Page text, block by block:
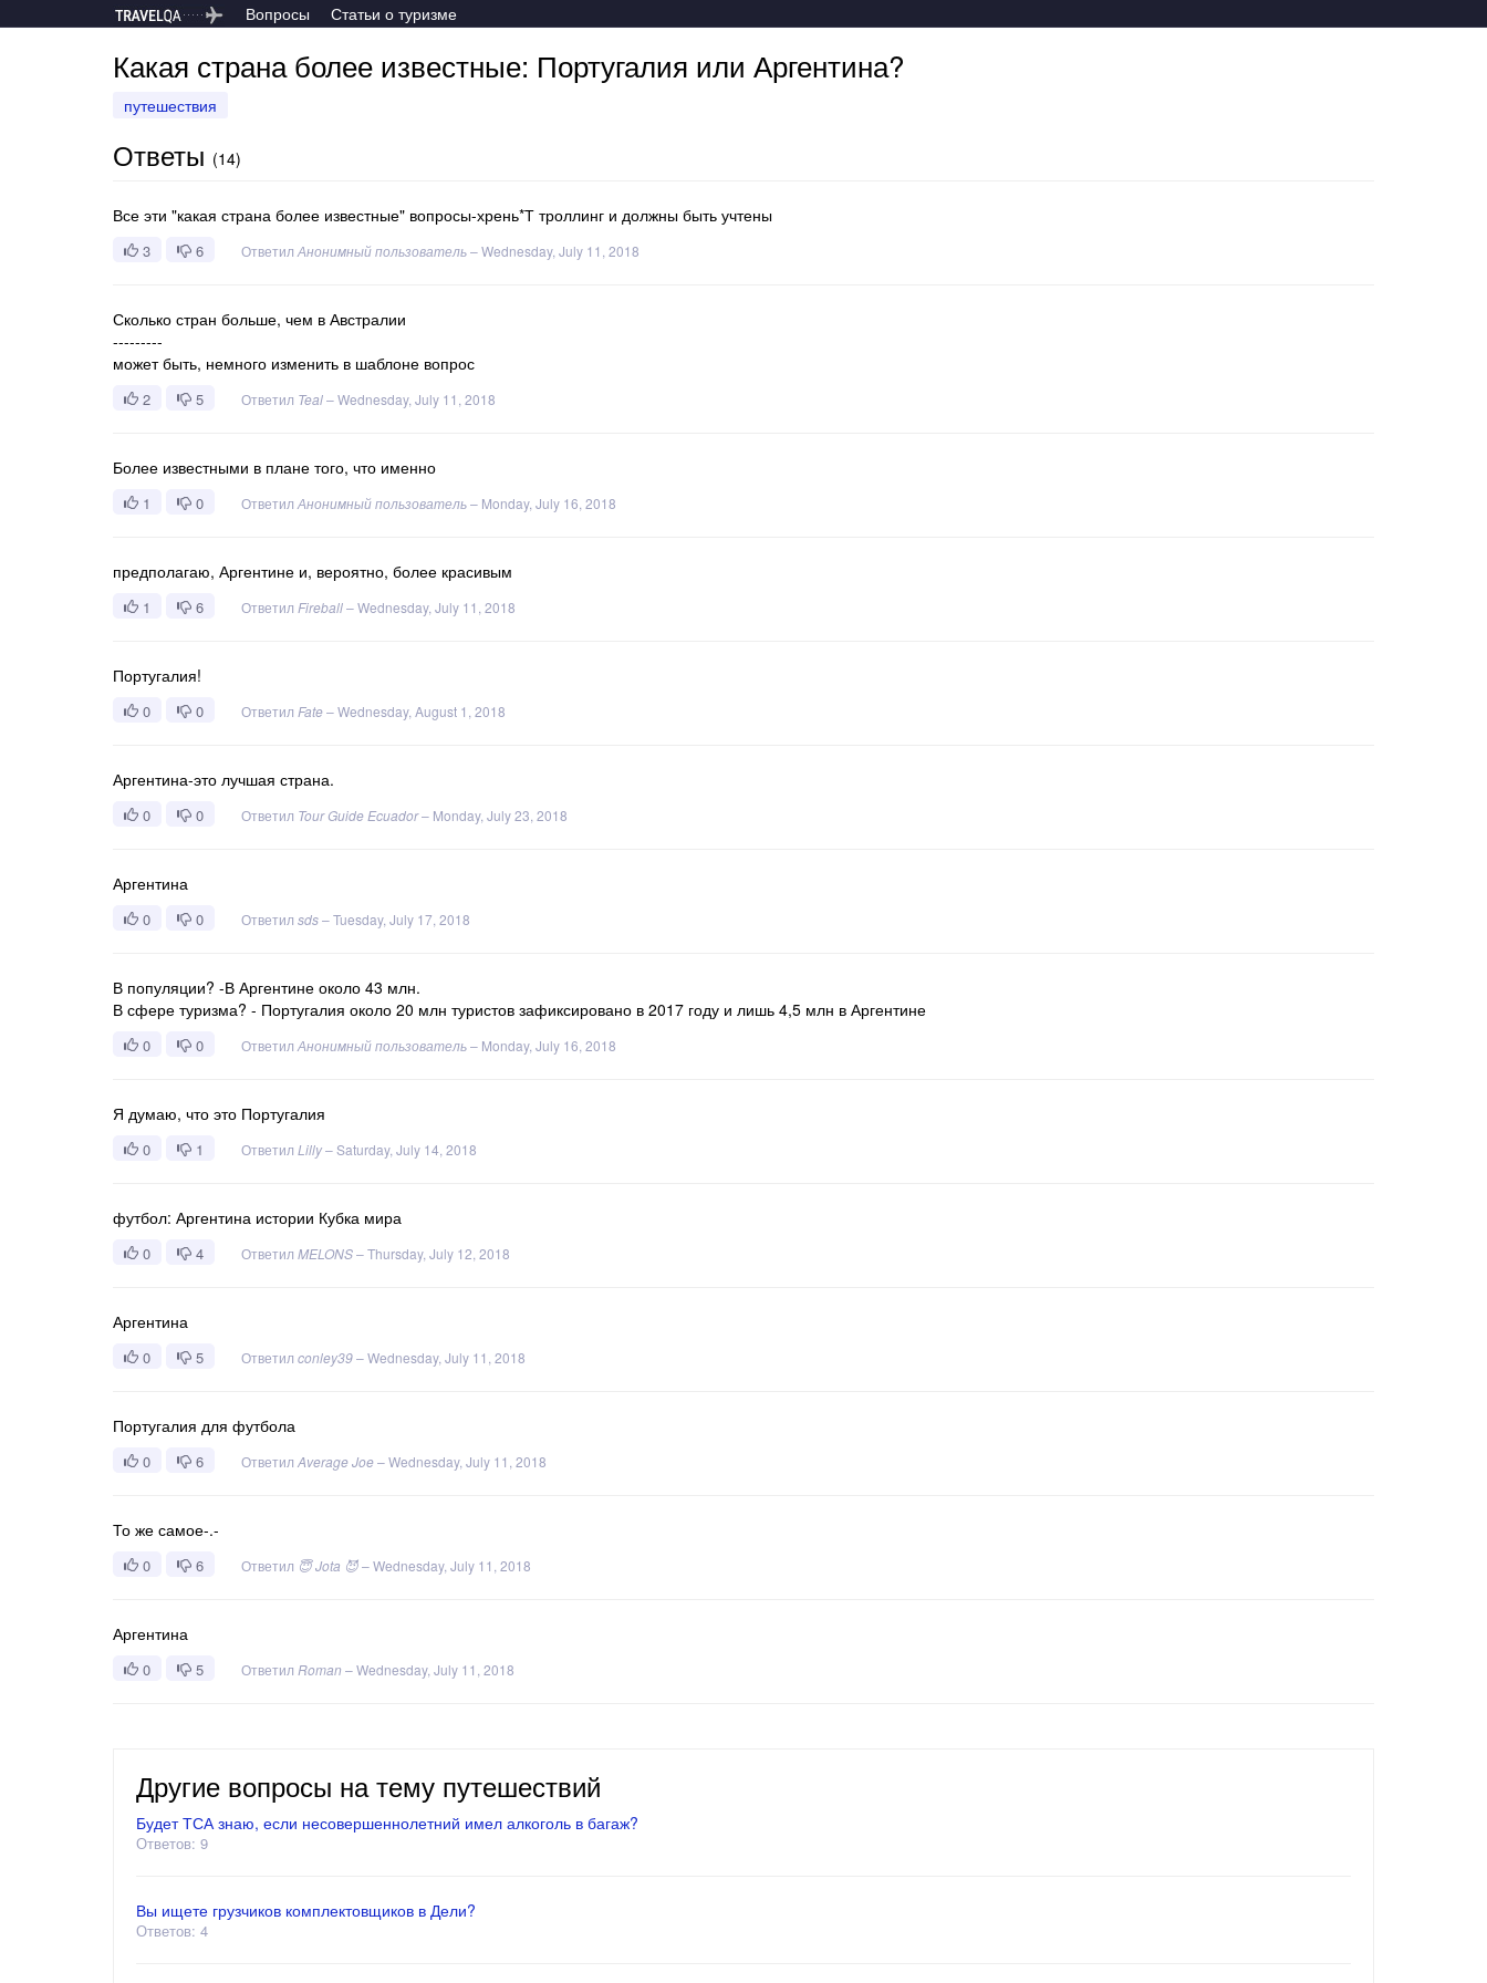
Вопросы Статьи о туризме
Какая страна более известные: Португалия или Аргентина?
путешествия
Ответы (14)
Все эти "какая страна более известные" вопросы-хрень*Т троллинг и должны быть учтены
3 6 Ответил Анонимный пользователь–Wednesday, July 11, 2018
Сколько стран больше, чем в Австралии
---------
может быть, немного изменить в шаблоне вопрос
2 5 Ответил Teal–Wednesday, July 11, 2018
Более известными в плане того, что именно
1 0 Ответил Анонимный пользователь– Monday, July 16, 2018
предполагаю, Аргентине и, вероятно, более красивым
1 6 Ответил Fireball–Wednesday, July 11, 2018
Португалия!
0 0 Ответил Fate–Wednesday, August 1, 2018
Аргентина-это лучшая страна.
0 0 Ответил Tour Guide Ecuador– Monday, July 23, 2018
Аргентина
0 0 Ответил sds–Tuesday, July 17, 2018
В популяции? -В Аргентине около 43 млн.
В сфере туризма? - Португалия около 20 млн туристов зафиксировано в 2017 году и лишь 4,5 млн в Аргентине
0 0 Ответил Анонимный пользователь– Monday, July 16, 2018
Я думаю, что это Португалия
0 1 Ответил Lilly–Saturday, July 14, 2018
футбол: Аргентина истории Кубка мира
0 4 Ответил MELONS–Thursday, July 12, 2018
Аргентина
0 5 Ответил conley39–Wednesday, July 11, 2018
Португалия для футбола
0 6 Ответил Average Joe–Wednesday, July 11, 2018
То же самое-.-
0 6 Ответил 😇 Jota 😈–Wednesday, July 11, 2018
Аргентина
0 5 Ответил Roman –Wednesday, July 11, 2018
Другие вопросы на тему путешествий
Будет ТСА знаю, если несовершеннолетний имел алкоголь в багаж?
Ответов: 9
Вы ищете грузчиков комплектовщиков в Дели?
Ответов: 4